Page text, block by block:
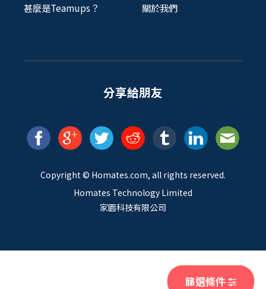
篩選條件
甚麼是Teamups？
關於我們
分享給朋友
Copyright © Homates.com, all rights reserved.
Homates Technology Limited
家園科技有限公司